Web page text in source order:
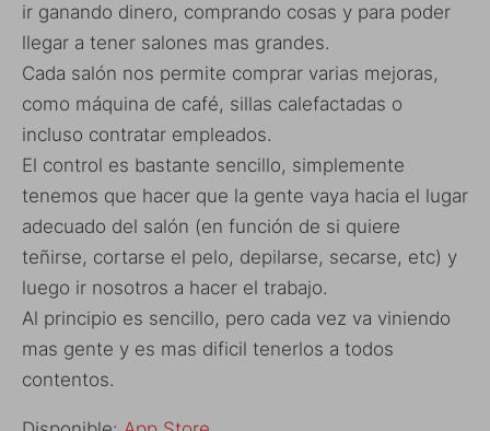
ir ganando dinero, comprando cosas y para poder
llegar a tener salones mas grandes.
Cada salón nos permite comprar varias mejoras,
como máquina de café, sillas calefactadas o
incluso contratar empleados.
El control es bastante sencillo, simplemente
tenemos que hacer que la gente vaya hacia el lugar
adecuado del salón (en función de si quiere
teñirse, cortarse el pelo, depilarse, secarse, etc) y
luego ir nosotros a hacer el trabajo.
Al principio es sencillo, pero cada vez va viniendo
mas gente y es mas dificil tenerlos a todos
contentos.